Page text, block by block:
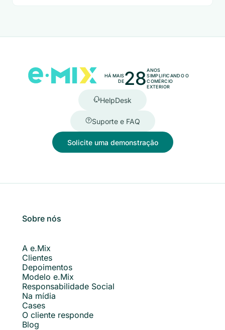
HÁ MAIS
DE28ANOS
SIMPLIFICANDO O
COMÉRCIO
EXTERIOR
HelpDesk
Suporte e FAQ
Solicite uma demonstração
Sobre nós
A e.Mix
Clientes
Depoimentos
Modelo e.Mix
Responsabilidade Social
Na mídia
Cases
O cliente responde
Blog